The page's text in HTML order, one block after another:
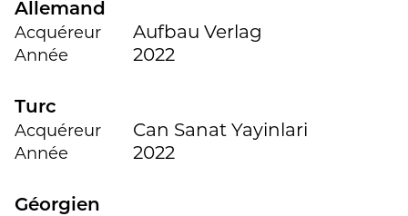
Allemand
Acquéreur Aufbau Verlag
Année 2022
Turc
Acquéreur Can Sanat Yayinlari
Année 2022
Géorgien